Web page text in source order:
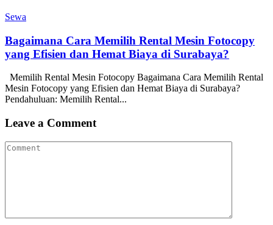
Sewa
Bagaimana Cara Memilih Rental Mesin Fotocopy
yang Efisien dan Hemat Biaya di Surabaya?
Memilih Rental Mesin Fotocopy Bagaimana Cara Memilih Rental
Mesin Fotocopy yang Efisien dan Hemat Biaya di Surabaya?
Pendahuluan: Memilih Rental...
Leave a Comment